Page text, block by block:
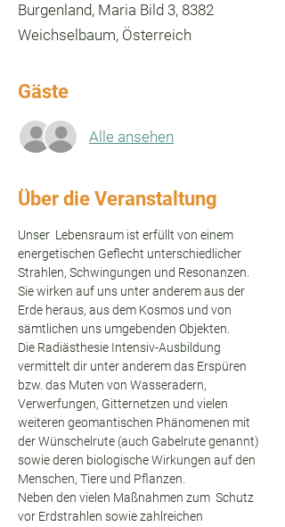
Burgenland, Maria Bild 3, 8382
Weichselbaum, Österreich
Gäste
Alle ansehen
Über die Veranstaltung
Unser  Lebensraum ist erfüllt von einem
energetischen Geflecht unterschiedlicher
Strahlen, Schwingungen und Resonanzen.
Sie wirken auf uns unter anderem aus der
Erde heraus, aus dem Kosmos und von
sämtlichen uns umgebenden Objekten.
Die Radiästhesie Intensiv-Ausbildung
vermittelt dir unter anderem das Erspüren
bzw. das Muten von Wasseradern,
Verwerfungen, Gitternetzen und vielen
weiteren geomantischen Phänomenen mit
der Wünschelrute (auch Gabelrute genannt)
sowie deren biologische Wirkungen auf den
Menschen, Tiere und Pflanzen.
Neben den vielen Maßnahmen zum  Schutz
vor Erdstrahlen sowie zahlreichen